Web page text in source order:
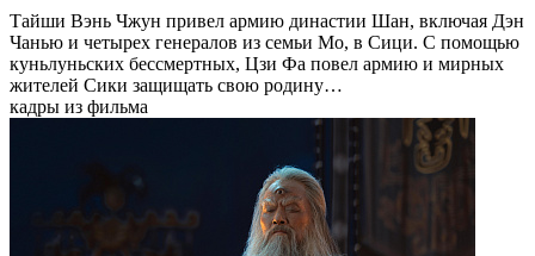
Тайши Вэнь Чжун привел армию династии Шан, включая Дэн
Чанью и четырех генералов из семьи Мо, в Сици. С помощью
куньлуньских бессмертных, Цзи Фа повел армию и мирных
жителей Сики защищать свою родину…
кадры из фильма